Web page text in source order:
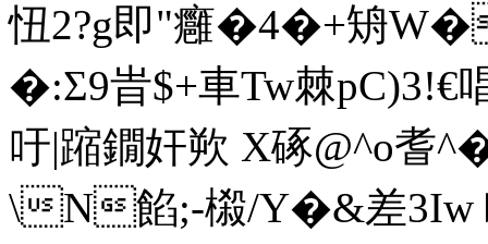
忸2?g即"癰�4�+矪
�:Σ9旹$+車Tw棘pC)3!€
吁|蹜鐗奸欮 X硺@^o
\N餡;-榝/Y�&差3Iw